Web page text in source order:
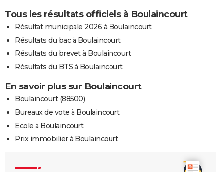
Tous les résultats officiels à Boulaincourt
Résultat municipale 2026 à Boulaincourt
Résultats du bac à Boulaincourt
Résultats du brevet à Boulaincourt
Résultats du BTS à Boulaincourt
En savoir plus sur Boulaincourt
Boulaincourt (88500)
Bureaux de vote à Boulaincourt
Ecole à Boulaincourt
Prix immobilier à Boulaincourt